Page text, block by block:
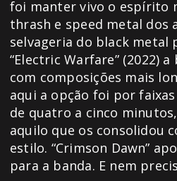
foi manter vivo o espírito
thrash e speed metal dos
selvageria do black metal
“Electric Warfare” (2022)
com composições mais
aqui a opção foi por
de quatro a cinco
aquilo que os consolidou
estilo. “Crimson Dawn”
para a banda. E nem